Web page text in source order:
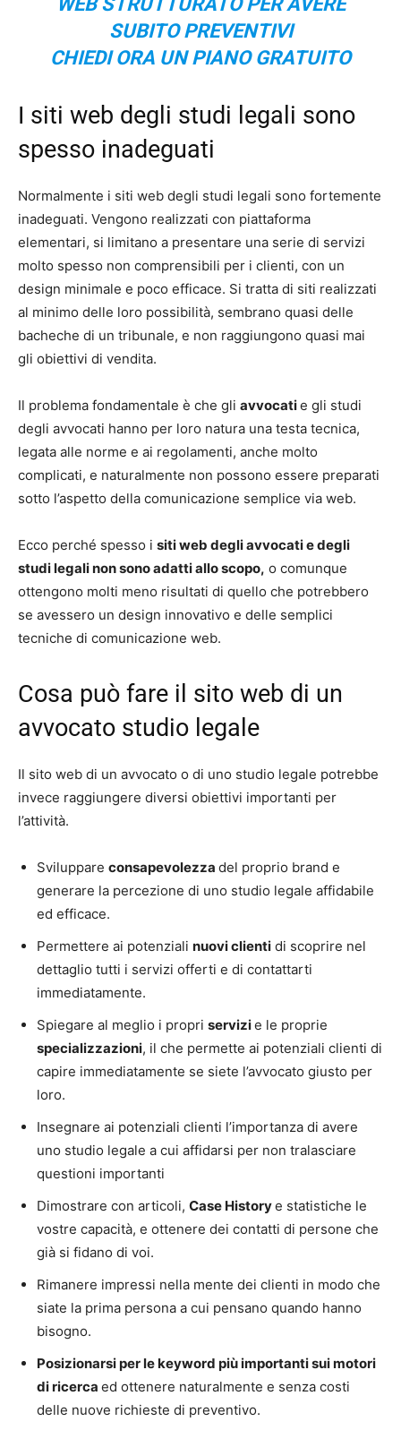
SUBITO PREVENTIVI
CHIEDI ORA UN PIANO GRATUITO
I siti web degli studi legali sono
spesso inadeguati
Normalmente i siti web degli studi legali sono fortemente
inadeguati. Vengono realizzati con piattaforma
elementari, si limitano a presentare una serie di servizi
molto spesso non comprensibili per i clienti, con un
design minimale e poco efficace. Si tratta di siti realizzati
al minimo delle loro possibilità, sembrano quasi delle
bacheche di un tribunale, e non raggiungono quasi mai
gli obiettivi di vendita.
Il problema fondamentale è che gli avvocatie gli studi
degli avvocati hanno per loro natura una testa tecnica,
legata alle norme e ai regolamenti, anche molto
complicati, e naturalmente non possono essere preparati
sotto l’aspetto della comunicazione semplice via web.
Ecco perché spesso i siti web degli avvocati e degli
studi legali non sono adatti allo scopo, o comunque
ottengono molti meno risultati di quello che potrebbero
se avessero un design innovativo e delle semplici
tecniche di comunicazione web.
Cosa può fare il sito web di un
avvocato studio legale
Il sito web di un avvocato o di uno studio legale potrebbe
invece raggiungere diversi obiettivi importanti per
l’attività.
Sviluppare consapevolezza del proprio brand e
generare la percezione di uno studio legale affidabile
ed efficace.
Permettere ai potenziali nuovi clienti di scoprire nel
dettaglio tutti i servizi offerti e di contattarti
immediatamente.
Spiegare al meglio i propri servizie le proprie
specializzazioni, il che permette ai potenziali clienti di
capire immediatamente se siete l’avvocato giusto per
loro.
Insegnare ai potenziali clienti l’importanza di avere
uno studio legale a cui affidarsi per non tralasciare
questioni importanti
Dimostrare con articoli, Case Historye statistiche le
vostre capacità, e ottenere dei contatti di persone che
già si fidano di voi.
Rimanere impressi nella mente dei clienti in modo che
siate la prima persona a cui pensano quando hanno
bisogno.
Posizionarsi per le keyword più importanti sui motori
di ricerca ed ottenere naturalmente e senza costi
delle nuove richieste di preventivo.